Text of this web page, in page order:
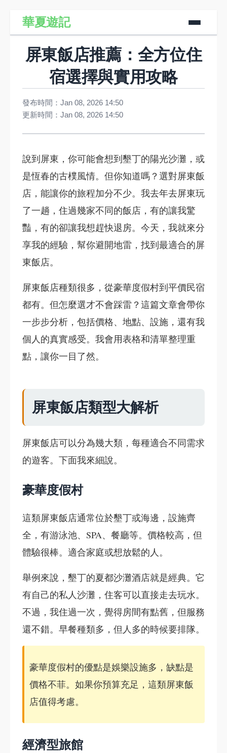
華夏遊記
屏東飯店推薦：全方位住
宿選擇與實用攻略
發布時間：Jan 08, 2026 14:50
更新時間：Jan 08, 2026 14:50
說到屏東，你可能會想到墾丁的陽光沙灘，或
是恆春的古樸風情。但你知道嗎？選對屏東飯
店，能讓你的旅程加分不少。我去年去屏東玩
了一趟，住過幾家不同的飯店，有的讓我驚
豔，有的卻讓我想趕快退房。今天，我就來分
享我的經驗，幫你避開地雷，找到最適合的屏
東飯店。
屏東飯店種類很多，從豪華度假村到平價民宿
都有。但怎麼選才不會踩雷？這篇文章會帶你
一步步分析，包括價格、地點、設施，還有我
個人的真實感受。我會用表格和清單整理重
點，讓你一目了然。
屏東飯店類型大解析
屏東飯店可以分為幾大類，每種適合不同需求
的遊客。下面我來細說。
豪華度假村
這類屏東飯店通常位於墾丁或海邊，設施齊
全，有游泳池、SPA、餐廳等。價格較高，但
體驗很棒。適合家庭或想放鬆的人。
舉例來說，墾丁的夏都沙灘酒店就是經典。它
有自己的私人沙灘，住客可以直接走去玩水。
不過，我住過一次，覺得房間有點舊，但服務
還不錯。早餐種類多，但人多的時候要排隊。
豪華度假村的優點是娛樂設施多，缺點是
價格不菲。如果你預算充足，這類屏東飯
店值得考慮。
經濟型旅館